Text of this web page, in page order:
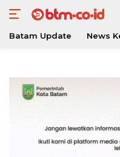
konten
Batam Update News